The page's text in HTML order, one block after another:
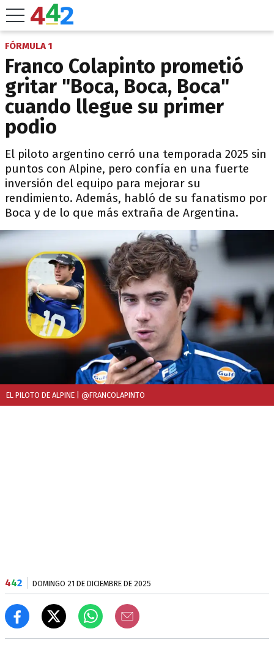
FÓRMULA 1
Franco Colapinto prometió
gritar "Boca, Boca, Boca"
cuando llegue su primer
podio
El piloto argentino cerró una temporada 2025 sin
puntos con Alpine, pero confía en una fuerte
inversión del equipo para mejorar su
rendimiento. Además, habló de su fanatismo por
Boca y de lo que más extraña de Argentina.
EL PILOTO DE ALPINE | @FRANCOLAPINTO
442 DOMINGO 21 DE DICIEMBRE DE 2025